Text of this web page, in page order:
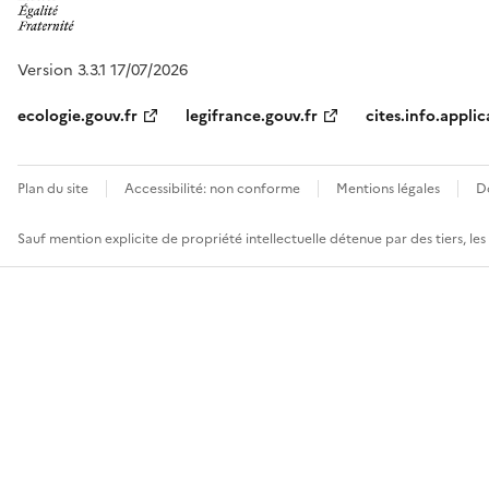
Version 3.3.1 17/07/2026
ecologie.gouv.fr
legifrance.gouv.fr
Plan du site Accessibilité: non conforme Mentions légales
Sauf mention explicite de propriété intellectuelle détenue par des tiers,